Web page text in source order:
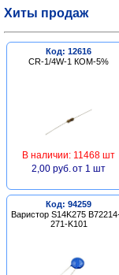
Хиты продаж
Код: 12616
CR-1/4W-1 КОМ-5%
В наличии: 11468 шт
2,00 руб. от 1 шт
Код: 94259
Варистор S14K275
271-K101